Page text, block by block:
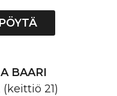
BAARI
(keittiö 21)